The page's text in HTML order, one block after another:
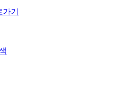
기